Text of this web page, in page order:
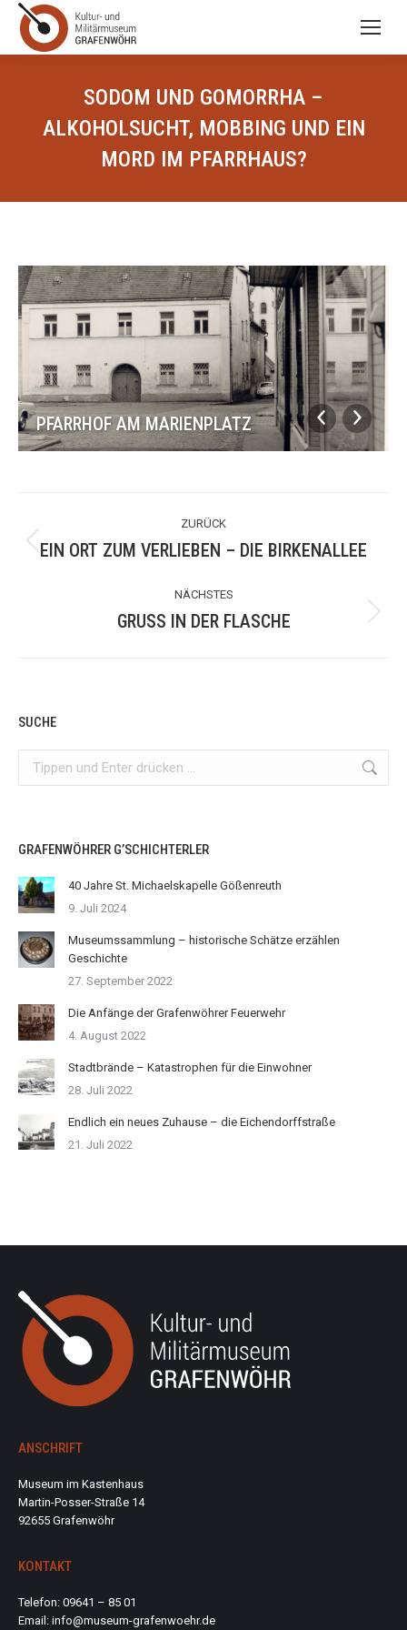
SODOM UND GOMORRHA –
ALKOHOLSUCHT, MOBBING UND EIN
MORD IM PFARRHAUS?
PFARRHOF AM MARIENPLATZ
NAVIGATION
ZURÜCK
Vorheriges
EIN ORT ZUM VERLIEBEN – DIE BIRKENALLEE
NÄCHSTES
Nächstes
GRUSS IN DER FLASCHE
SUCHE
GRAFENWÖHRER G’SCHICHTERLER
40 Jahre St. Michaelskapelle Gößenreuth
9. Juli 2024
Museumssammlung – historische Schätze erzählen
Geschichte
27. September 2022
Die Anfänge der Grafenwöhrer Feuerwehr
4. August 2022
Stadtbrände – Katastrophen für die Einwohner
28. Juli 2022
Endlich ein neues Zuhause – die Eichendorffstraße
21. Juli 2022
ANSCHRIFT
Museum im Kastenhaus
Martin-Posser-Straße 14
92655 Grafenwöhr
KONTAKT
Telefon: 09641 – 85 01
Email: info@museum-grafenwoehr.de